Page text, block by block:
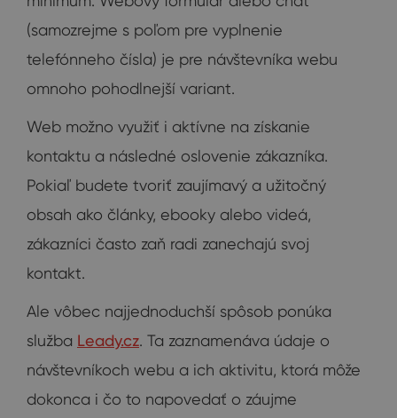
(samozrejme s poľom pre vyplnenie
telefónneho čísla) je pre návštevníka webu
omnoho pohodlnejší variant.
Web možno využiť i aktívne na získanie
kontaktu a následné oslovenie zákazníka.
Pokiaľ budete tvoriť zaujímavý a užitočný
obsah ako články, ebooky alebo videá,
zákazníci často zaň radi zanechajú svoj
kontakt.
Ale vôbec najjednoduchší spôsob ponúka
služba Leady.cz. Ta zaznamenáva údaje o
návštevníkoch webu a ich aktivitu, ktorá môže
dokonca i čo to napovedať o záujme